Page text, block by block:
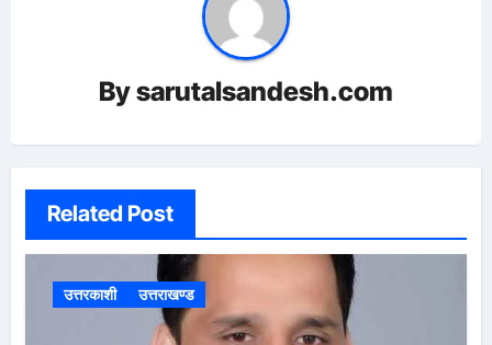
Bysarutalsandesh.com
Related Post
उत्तरकाशी उत्तराखण्ड